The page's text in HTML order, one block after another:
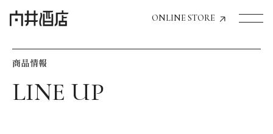
ONLINE STORE
飲食店経営のお客様
商品情報